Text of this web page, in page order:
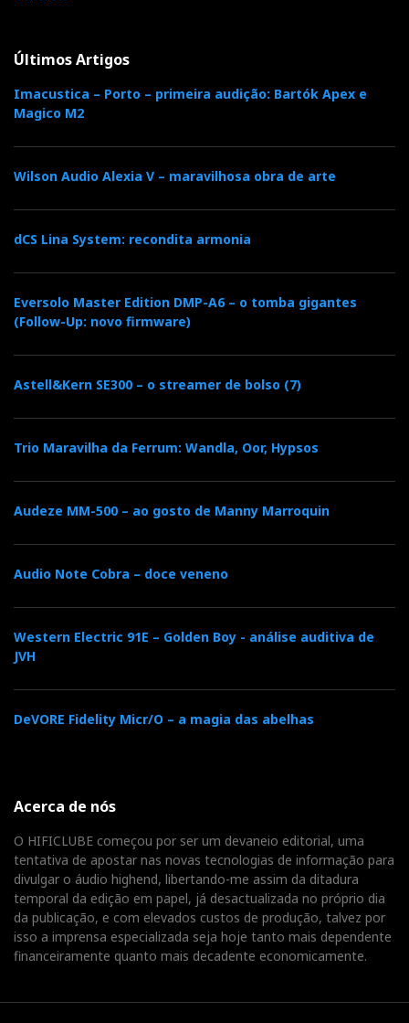
Últimos Artigos
Imacustica – Porto – primeira audição: Bartók Apex e
Magico M2
Wilson Audio Alexia V – maravilhosa obra de arte
dCS Lina System: recondita armonia
Eversolo Master Edition DMP-A6 – o tomba gigantes
(Follow-Up: novo firmware)
Astell&Kern SE300 – o streamer de bolso (7)
Trio Maravilha da Ferrum: Wandla, Oor, Hypsos
Audeze MM-500 – ao gosto de Manny Marroquin
Audio Note Cobra – doce veneno
Western Electric 91E – Golden Boy - análise auditiva de
JVH
DeVORE Fidelity Micr/O – a magia das abelhas
Acerca de nós
O HIFICLUBE começou por ser um devaneio editorial, uma
tentativa de apostar nas novas tecnologias de informação para
divulgar o áudio highend, libertando-me assim da ditadura
temporal da edição em papel, já desactualizada no próprio dia
da publicação, e com elevados custos de produção, talvez por
isso a imprensa especializada seja hoje tanto mais dependente
financeiramente quanto mais decadente economicamente.